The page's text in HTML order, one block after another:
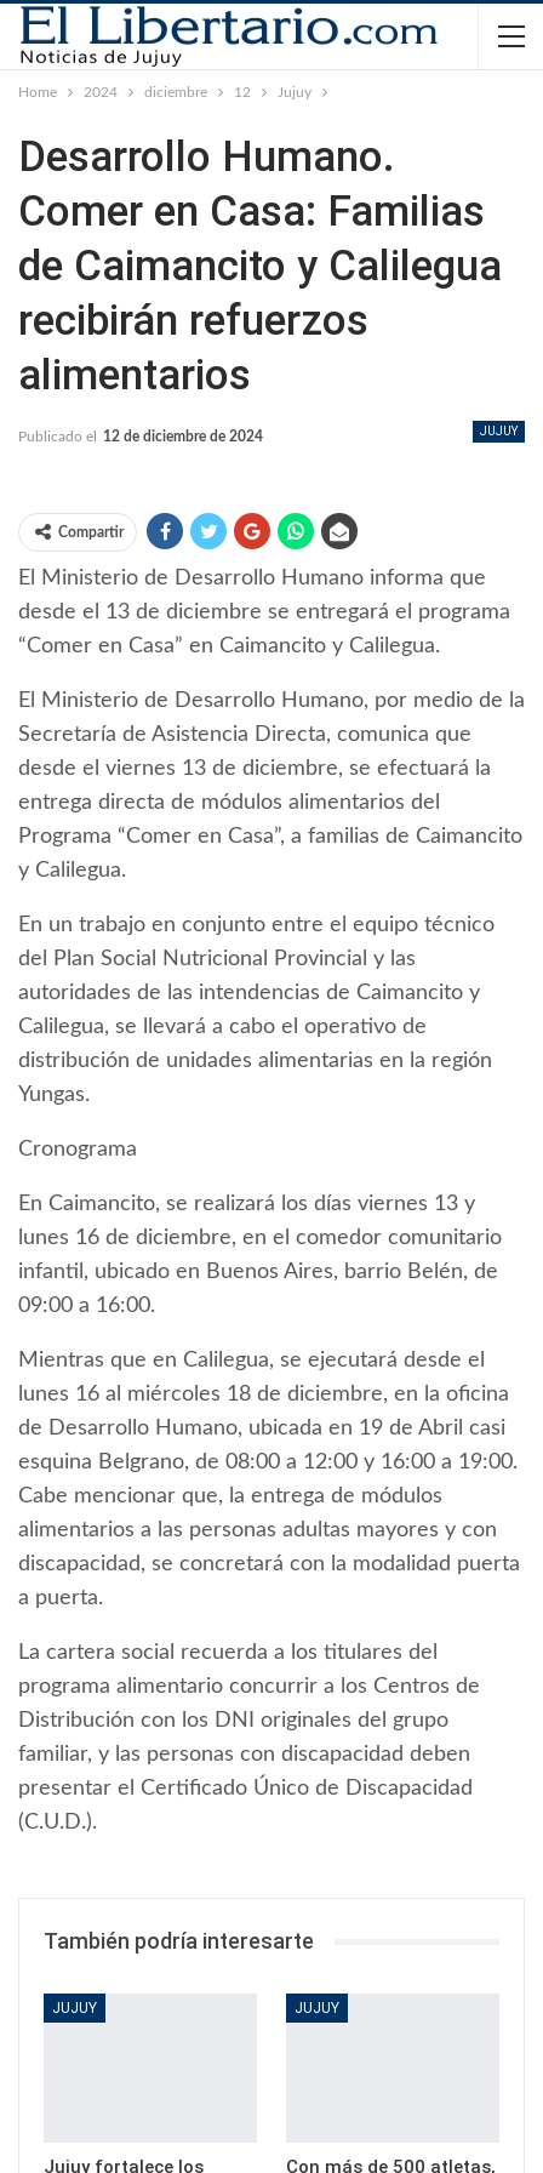
Home 2024 diciembre 12 Jujuy
Desarrollo Humano.
Comer en Casa: Familias
de Caimancito y Calilegua
recibirán refuerzos
alimentarios
JUJUY
Publicado el 12 de diciembre de 2024
Compartir
El Ministerio de Desarrollo Humano informa que
desde el 13 de diciembre se entregará el programa
“Comer en Casa” en Caimancito y Calilegua.
El Ministerio de Desarrollo Humano, por medio de la
Secretaría de Asistencia Directa, comunica que
desde el viernes 13 de diciembre, se efectuará la
entrega directa de módulos alimentarios del
Programa “Comer en Casa”, a familias de Caimancito
y Calilegua.
En un trabajo en conjunto entre el equipo técnico
del Plan Social Nutricional Provincial y las
autoridades de las intendencias de Caimancito y
Calilegua, se llevará a cabo el operativo de
distribución de unidades alimentarias en la región
Yungas.
Cronograma
En Caimancito, se realizará los días viernes 13 y
lunes 16 de diciembre, en el comedor comunitario
infantil, ubicado en Buenos Aires, barrio Belén, de
09:00 a 16:00.
Mientras que en Calilegua, se ejecutará desde el
lunes 16 al miércoles 18 de diciembre, en la oficina
de Desarrollo Humano, ubicada en 19 de Abril casi
esquina Belgrano, de 08:00 a 12:00 y 16:00 a 19:00.
Cabe mencionar que, la entrega de módulos
alimentarios a las personas adultas mayores y con
discapacidad, se concretará con la modalidad puerta
a puerta.
La cartera social recuerda a los titulares del
programa alimentario concurrir a los Centros de
Distribución con los DNI originales del grupo
familiar, y las personas con discapacidad deben
presentar el Certificado Único de Discapacidad
(C.U.D.).
También podría interesarte
JUJUY
Jujuy fortalece los
JUJUY
Con más de 500 atletas,